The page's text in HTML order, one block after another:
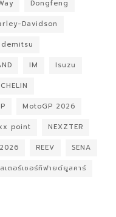
Dongfeng
Davidson
IM
Isuzu
MotoGP 2026
point
NEXZTER
REEV
SENA
เตอร์เซอร์ทิฟายด์ยูสคาร์